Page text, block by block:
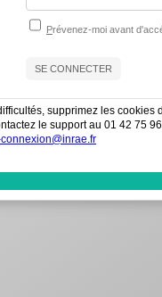
Prévenez-moi avant
supprimez les cookies
le support au 01 42 75